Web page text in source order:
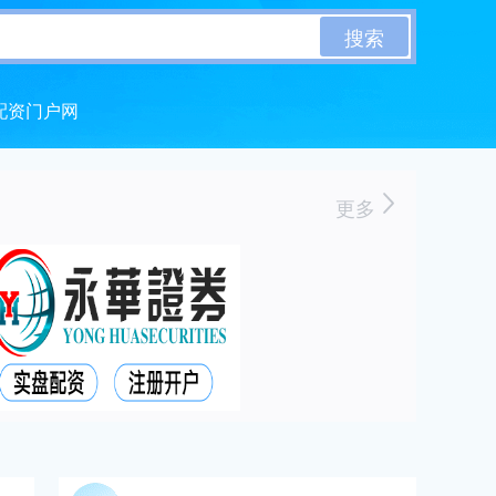
搜索
资门户网
更多